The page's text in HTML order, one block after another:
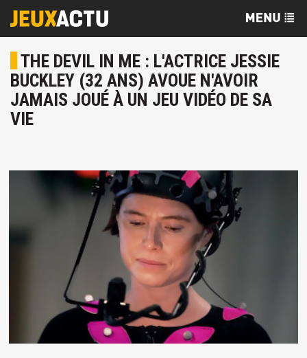
THE DEVIL IN ME : L'ACTRICE JESSIE
BUCKLEY (32 ANS) AVOUE N'AVOIR
JAMAIS JOUÉ À UN JEU VIDÉO DE SA
VIE